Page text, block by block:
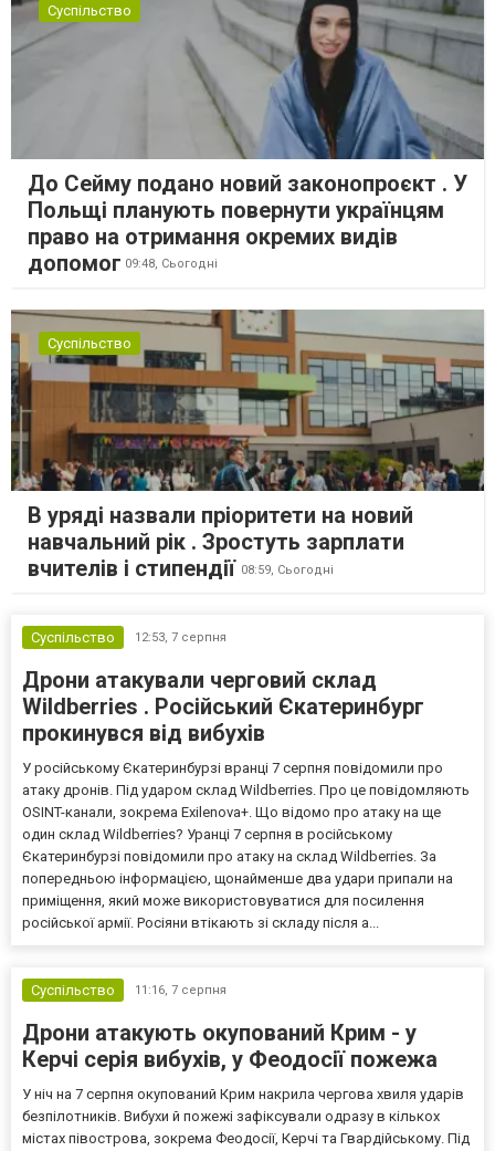
Суспільство
До Сейму подано новий законопроєкт . У
Польщі планують повернути українцям
право на отримання окремих видів
допомог 09:48, Сьогодні
Суспільство
В уряді назвали пріоритети на новий
навчальний рік . Зростуть зарплати
вчителів і стипендії 08:59, Сьогодні
Суспільство 12:53, 7 серпня
Дрони атакували черговий склад
Wildberries . Російський Єкатеринбург
прокинувся від вибухів
У російському Єкатеринбурзі вранці 7 серпня повідомили про
атаку дронів. Під ударом склад Wildberries. Про це повідомляють
OSINT-канали, зокрема Exilenova+. Що відомо про атаку на ще
один склад Wildberries? Уранці 7 серпня в російському
Єкатеринбурзі повідомили про атаку на склад Wildberries. За
попередньою інформацією, щонайменше два удари припали на
приміщення, який може використовуватися для посилення
російської армії. Росіяни втікають зі складу після а...
Суспільство 11:16, 7 серпня
Дрони атакують окупований Крим - у
Керчі серія вибухів, у Феодосії пожежа
У ніч на 7 серпня окупований Крим накрила чергова хвиля ударів
безпілотників. Вибухи й пожежі зафіксували одразу в кількох
містах півострова, зокрема Феодосії, Керчі та Гвардійському. Під